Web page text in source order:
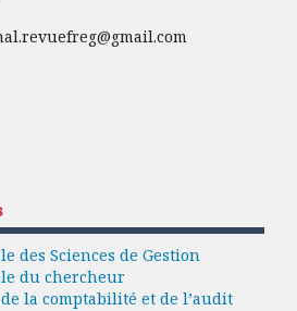
des Sciences de Gestion
du chercheur
la comptabilité et de l’audit